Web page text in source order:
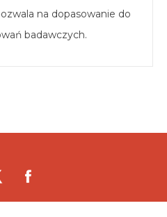
na dopasowanie do
badawczych.